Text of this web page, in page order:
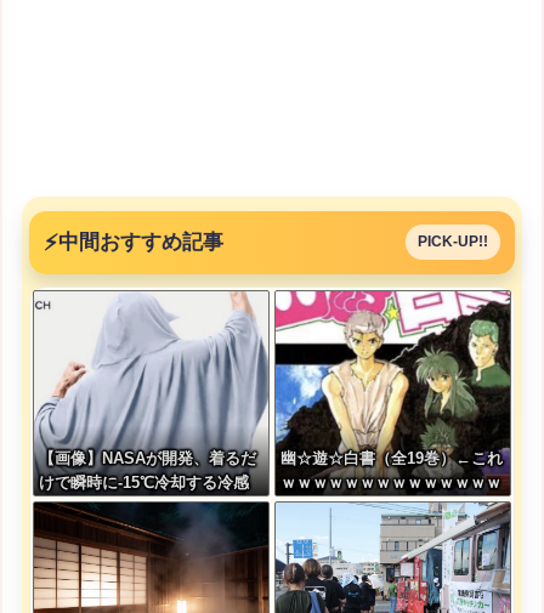
⚡中間おすすめ記事 PICK-UP!!
【画像】NASAが開発、着るだ
けで瞬時に-15℃冷却する冷感
ポンチョが3,980円ｗｗｗｗｗ
幽☆遊☆白書（全19巻）←これ
ｗｗｗｗｗｗｗｗｗｗｗｗｗｗ